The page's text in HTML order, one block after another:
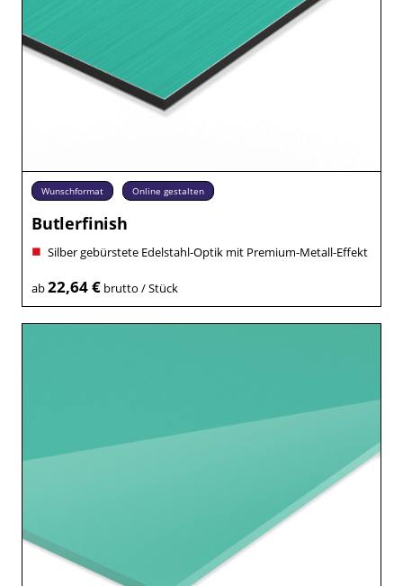
Wunschformat Online gestalten
Butlerfinish
Silber gebürstete Edelstahl-Optik mit Premium-Metall-Effekt
ab22,64 €brutto / Stück